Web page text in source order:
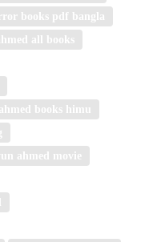
books pdf bangla
all books
books himu
ahmed movie